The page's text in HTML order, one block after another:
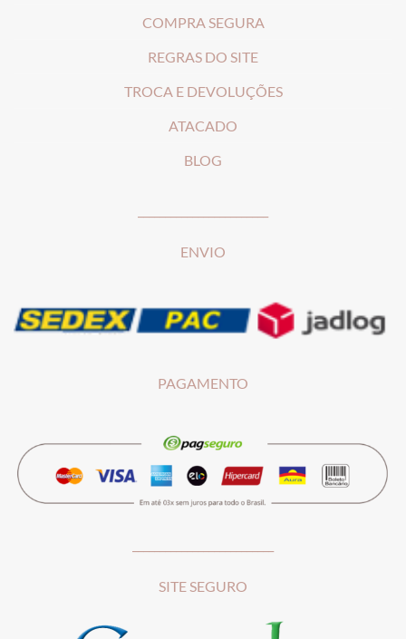
COMPRA SEGURA
REGRAS DO SITE
TROCA E DEVOLUÇÕES
ATACADO
BLOG
ENVIO
PAGAMENTO
SITE SEGURO